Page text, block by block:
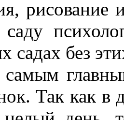
рисование
садах без
главным
Так как в